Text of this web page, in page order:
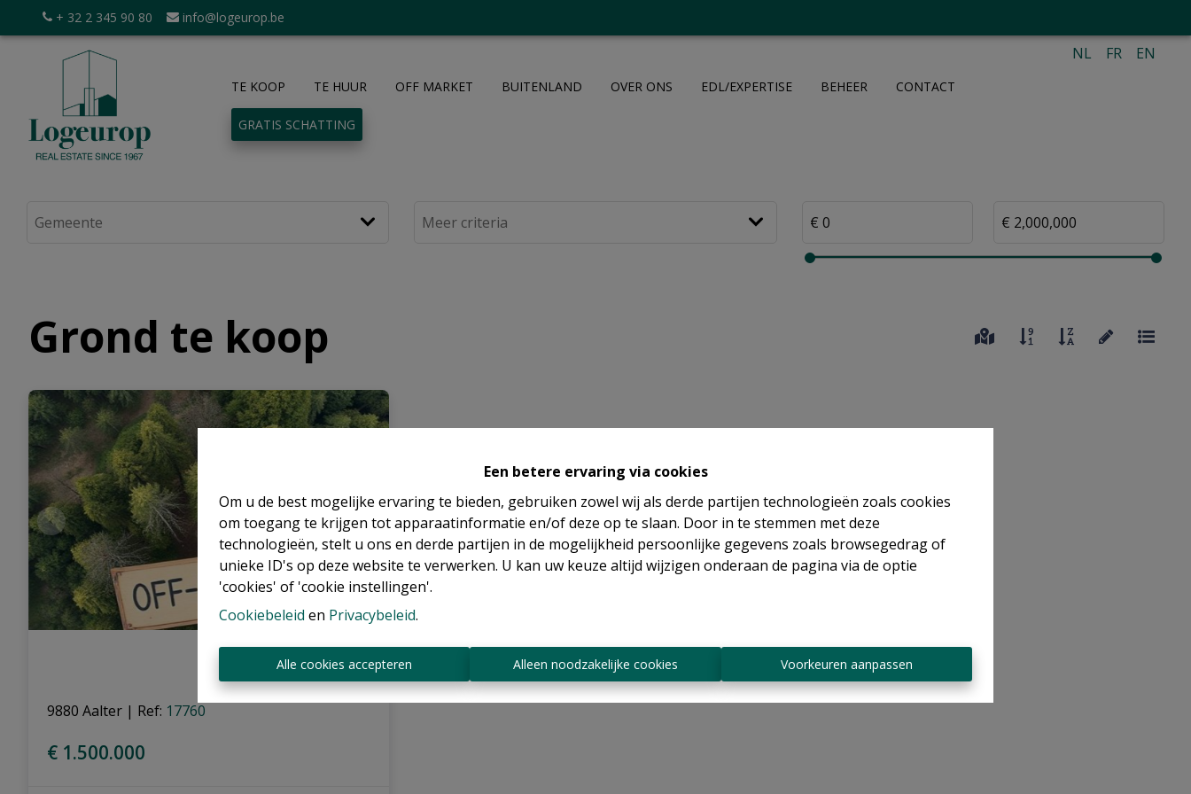
Een betere ervaring via cookies
Om u de best mogelijke ervaring te bieden, gebruiken zowel wij als derde partijen technologieën zoals cookies
om toegang te krijgen tot apparaatinformatie en/of deze op te slaan. Door in te stemmen met deze
technologieën, stelt u ons en derde partijen in de mogelijkheid persoonlijke gegevens zoals browsegedrag of
unieke ID's op deze website te verwerken. U kan uw keuze altijd wijzigen onderaan de pagina via de optie
'cookies' of 'cookie instellingen'.
Cookiebeleid en Privacybeleid.
Alle cookies accepteren Alleen noodzakelijke cookies Voorkeuren aanpassen
+ 32 2 345 90 80 info@logeurop.be
TE KOOP TE HUUR OFF MARKET BUITENLAND OVER ONS EDL/EXPERTISE BEHEER CONTACT
GRATIS SCHATTING
NL FR EN
Grond te koop
9880 Aalter | Ref: 17760
€ 1.500.000